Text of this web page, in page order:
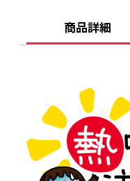
注意事項 ※出荷ま
います。
内蔵電池：リチウ
入力電圧/電流：
充電時間：2時間
防水性能：IPX6
動作時間：7～12日
商品詳細